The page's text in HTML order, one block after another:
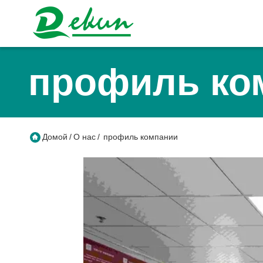
профиль
Домой /О нас/ профиль компании